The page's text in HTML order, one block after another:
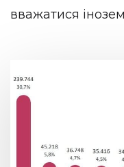
вважатися